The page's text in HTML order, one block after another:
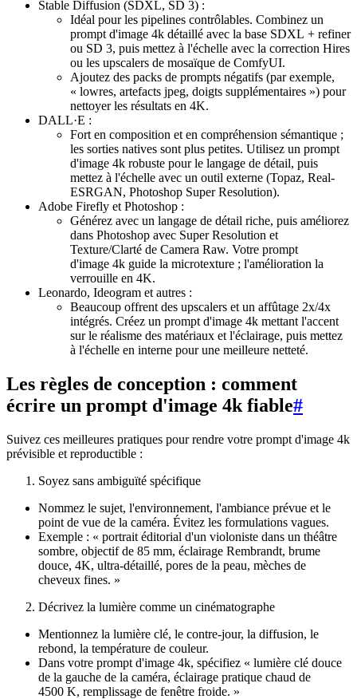
Stable Diffusion (SDXL, SD 3) :
Idéal pour les pipelines contrôlables. Combinez un
prompt d'image 4k détaillé avec la base SDXL + refiner
ou SD 3, puis mettez à l'échelle avec la correction Hires
ou les upscalers de mosaïque de ComfyUI.
Ajoutez des packs de prompts négatifs (par exemple,
« lowres, artefacts jpeg, doigts supplémentaires ») pour
nettoyer les résultats en 4K.
DALL·E :
Fort en composition et en compréhension sémantique ;
les sorties natives sont plus petites. Utilisez un prompt
d'image 4k robuste pour le langage de détail, puis
mettez à l'échelle avec un outil externe (Topaz, Real-
ESRGAN, Photoshop Super Resolution).
Adobe Firefly et Photoshop :
Générez avec un langage de détail riche, puis améliorez
dans Photoshop avec Super Resolution et
Texture/Clarté de Camera Raw. Votre prompt
d'image 4k guide la microtexture ; l'amélioration la
verrouille en 4K.
Leonardo, Ideogram et autres :
Beaucoup offrent des upscalers et un affûtage 2x/4x
intégrés. Créez un prompt d'image 4k mettant l'accent
sur le réalisme des matériaux et l'éclairage, puis mettez
à l'échelle en interne pour une meilleure netteté.
Les règles de conception : comment
écrire un prompt d'image 4k fiable#
Suivez ces meilleures pratiques pour rendre votre prompt d'image 4k
prévisible et reproductible :
Soyez sans ambiguïté spécifique
Nommez le sujet, l'environnement, l'ambiance prévue et le
point de vue de la caméra. Évitez les formulations vagues.
Exemple : « portrait éditorial d'un violoniste dans un théâtre
sombre, objectif de 85 mm, éclairage Rembrandt, brume
douce, 4K, ultra-détaillé, pores de la peau, mèches de
cheveux fines. »
Décrivez la lumière comme un cinématographe
Mentionnez la lumière clé, le contre-jour, la diffusion, le
rebond, la température de couleur.
Dans votre prompt d'image 4k, spécifiez « lumière clé douce
de la gauche de la caméra, éclairage pratique chaud de
4500 K, remplissage de fenêtre froide. »